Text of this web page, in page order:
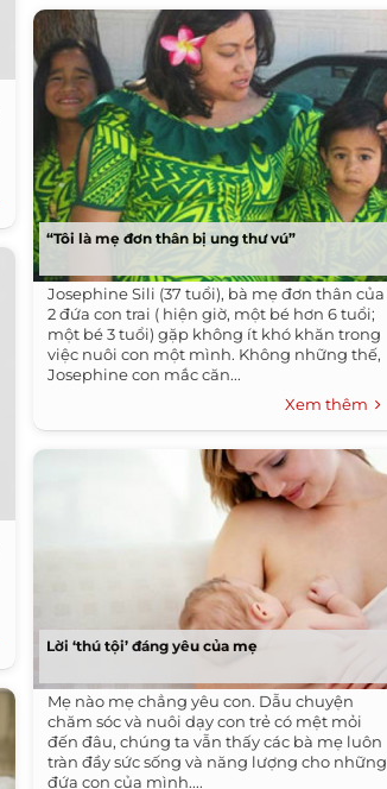
“Tôi là mẹ đơn thân bị ung thư vú”
Josephine Sili (37 tuổi), bà mẹ đơn thân của
2 đứa con trai ( hiện giờ, một bé hơn 6 tuổi;
một bé 3 tuổi) gặp không ít khó khăn trong
việc nuôi con một mình. Không những thế,
Josephine con mắc căn...
Xem thêm
Lời ‘thú tội’ đáng yêu của mẹ
Mẹ nào mẹ chẳng yêu con. Dẫu chuyện
chăm sóc và nuôi dạy con trẻ có mệt mỏi
đến đâu, chúng ta vẫn thấy các bà mẹ luôn
tràn đầy sức sống và năng lượng cho những
đứa con của mình....